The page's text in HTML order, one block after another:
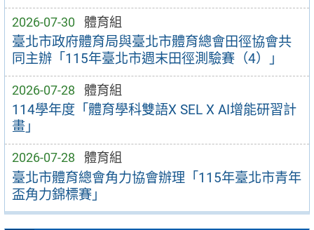
2026-07-30 體育組
臺北市政府體育局與臺北市體育總會田徑協會共
同主辦「115年臺北市週末田徑測驗賽（4）」
2026-07-28 體育組
114學年度「體育學科雙語X SEL X AI增能研習計
畫」
2026-07-28 體育組
臺北市體育總會角力協會辦理「115年臺北市青年
盃角力錦標賽」